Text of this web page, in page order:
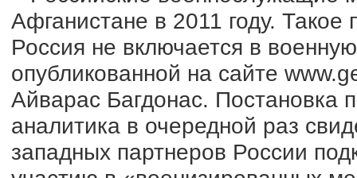
Афганистане в 2011 году.
Россия не включается в
опубликованной на сайте
Айварас Багдонас. Постановка
аналитика в очередной раз
западных партнеров России